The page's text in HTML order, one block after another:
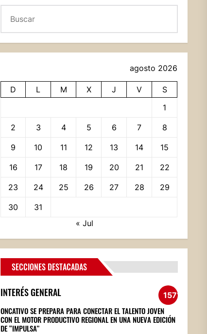
agosto 2026
D L M X J V
S
1
2 3 4 5 6 7 8
9 10 11 12 13 14 15
16 17 18 19 20 21 22
23 24 25 26 27 28 29
30
31
« Jul
SECCIONES DESTACADAS
INTERÉS GENERAL 1571
ONCATIVO SE PREPARA PARA CONECTAR EL TALENTO JOVEN
CON EL MOTOR PRODUCTIVO REGIONAL EN UNA NUEVA EDICIÓN
DE “IMPULSA”